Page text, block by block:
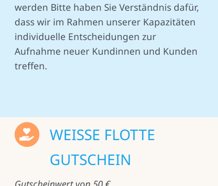
werden Bitte haben Sie Verständnis dafür,
dass wir im Rahmen unserer Kapazitäten
individuelle Entscheidungen zur
Aufnahme neuer Kundinnen und Kunden
treffen.
WEISSE FLOTTE
GUTSCHEIN